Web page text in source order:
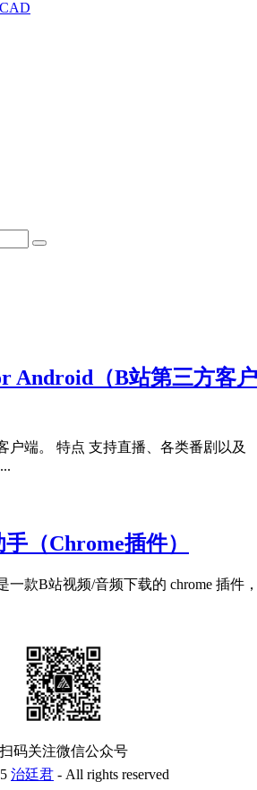
Android（B站第三方客户
户端。 特点 支持直播、各类番剧以及
（Chrome插件）
一款B站视频/音频下载的 chrome 插件
扫码关注微信公众号
治廷君 - All rights reserved